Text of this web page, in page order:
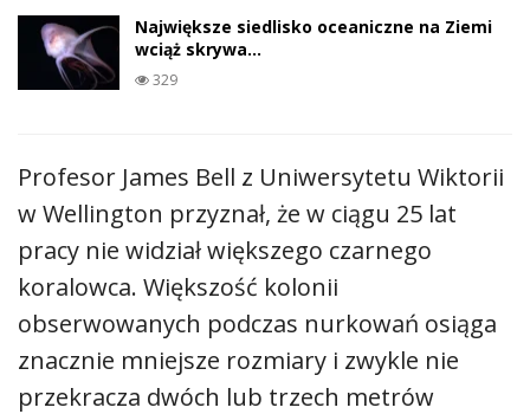
Największe siedlisko oceaniczne na Ziemi
wciąż skrywa…
329
Profesor James Bell z Uniwersytetu Wiktorii
w Wellington przyznał, że w ciągu 25 lat
pracy nie widział większego czarnego
koralowca. Większość kolonii
obserwowanych podczas nurkowań osiąga
znacznie mniejsze rozmiary i zwykle nie
przekracza dwóch lub trzech metrów